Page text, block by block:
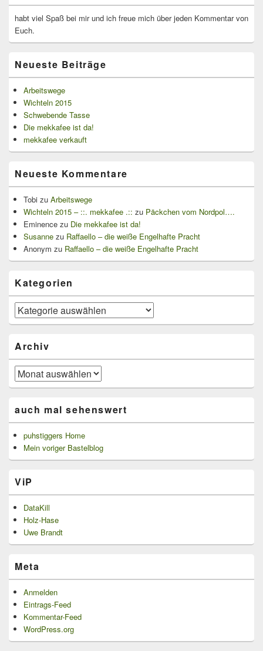
habt viel Spaß bei mir und ich freue mich über jeden Kommentar von
Euch.
Neueste Beiträge
Arbeitswege
Wichteln 2015
Schwebende Tasse
Die mekkafee ist da!
mekkafee verkauft
Neueste Kommentare
Tobi zu Arbeitswege
Wichteln 2015 – ::. mekkafee .:: zu Päckchen vom Nordpol….
Eminence zu Die mekkafee ist da!
Susanne zu Raffaello – die weiße Engelhafte Pracht
Anonym zu Raffaello – die weiße Engelhafte Pracht
Kategorien
Kategorien
Archiv
Archiv
auch mal sehenswert
puhstiggers Home
Mein voriger Bastelblog
ViP
DataKill
Holz-Hase
Uwe Brandt
Meta
Anmelden
Eintrags-Feed
Kommentar-Feed
WordPress.org